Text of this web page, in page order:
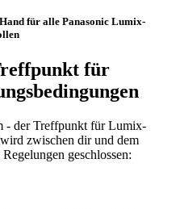
für alle Panasonic Lumix-
für
- der Treffpunkt für Lumix-
zwischen dir und dem
geschlossen: